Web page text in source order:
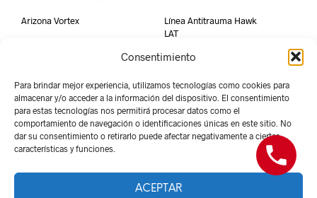
Consentimiento
Para brindar mejor experiencia, utilizamos tecnologías como cookies para
almacenar y/o acceder a la información del dispositivo. El consentimiento
para estas tecnologías nos permitirá procesar datos como el
comportamiento de navegación o identificaciones únicas en este sitio. No
dar su consentimiento o retirarlo puede afectar negativamente a ciertas
características y funciones.
ACEPTAR
Arizona Vortex
Línea Antitrauma Hawk
LAT